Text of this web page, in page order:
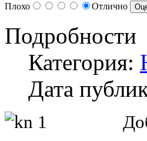
Плохо Отлично
Подробности
Категория:
Дата